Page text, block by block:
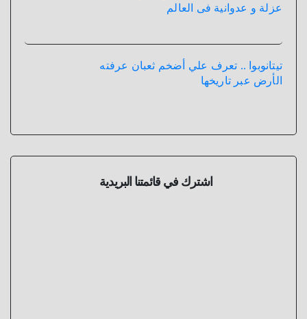
عزلة و عدوانية فى العالم
تيتانوبوا .. تعرف علي أضخم ثعبان عرفته
الأرض عبر تاريخها
اشترك في قائمتنا البريدية